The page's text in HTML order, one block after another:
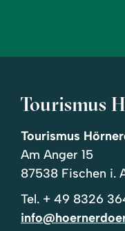
Tourismus
Tourismus
Am Anger 15
87538 Fischen i.
Tel. + 49 8326